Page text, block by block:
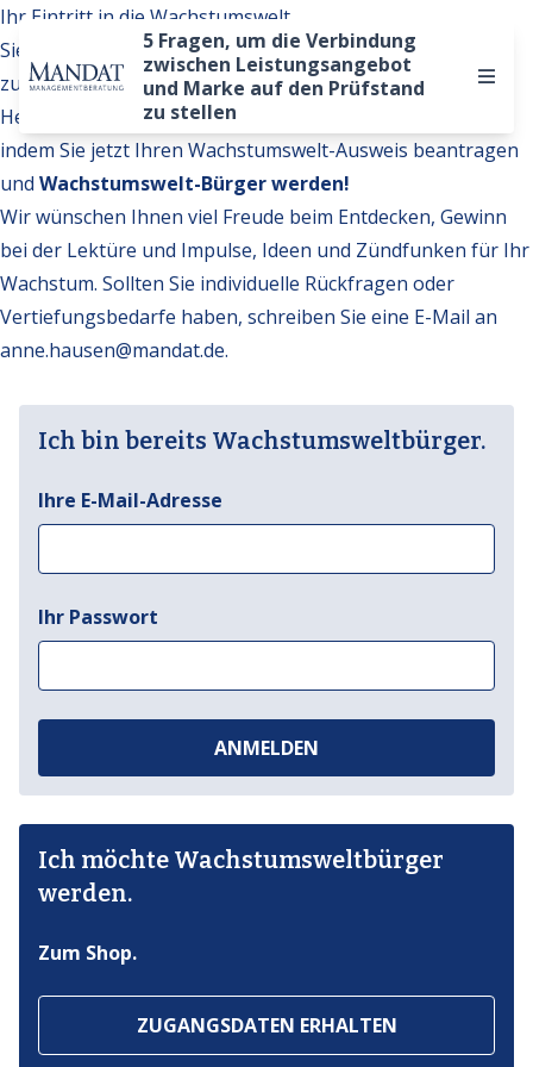
5 Fragen, um die Verbindung
zwischen Leistungsangebot
und Marke auf den Prüfstand
zu stellen
Ihr Eintritt in die Wachstumswelt
Sie möchten auf weitere Inhalte der Wachstumswelt
zugreifen?
Hervorragend. Werden Sie Teil unserer Gemeinschaft,
indem Sie jetzt Ihren Wachstumswelt-Ausweis beantragen
und Wachstumswelt-Bürger werden!
Wir wünschen Ihnen viel Freude beim Entdecken, Gewinn
bei der Lektüre und Impulse, Ideen und Zündfunken für Ihr
Wachstum. Sollten Sie individuelle Rückfragen oder
Vertiefungsbedarfe haben, schreiben Sie eine E-Mail an
anne.hausen@mandat.de.
Ich bin bereits Wachstumsweltbürger.
Ihre E-Mail-Adresse
Ihr Passwort
ANMELDEN
Ich möchte Wachstumsweltbürger
werden.
Zum Shop.
ZUGANGSDATEN ERHALTEN